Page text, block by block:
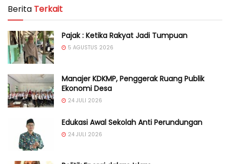
Berita Terkait
Pajak : Ketika Rakyat Jadi Tumpuan
5 AGUSTUS 2026
Manajer KDKMP, Penggerak Ruang Publik
Ekonomi Desa
24 JULI 2026
Edukasi Awal Sekolah Anti Perundungan
24 JULI 2026